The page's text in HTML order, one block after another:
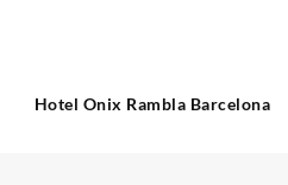
Hotel Onix Rambla Barcelona